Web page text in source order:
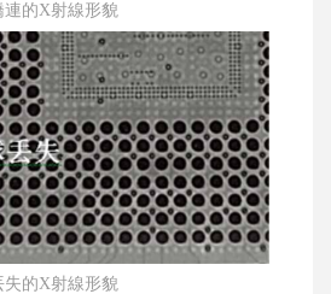
的X射線形貌
的X射線形貌